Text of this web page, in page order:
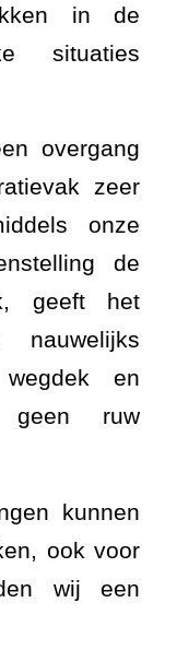
in de
situaties
overgang
zeer
onze
de
geeft het
nauwelijks
en
geen ruw
kunnen
ook voor
wij een